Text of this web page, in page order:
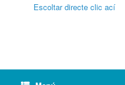
Escoltar directe clic ací